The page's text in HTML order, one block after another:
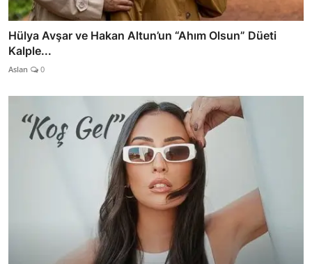
Hülya Avşar ve Hakan Altun’un “Ahım Olsun” Düeti
Kalple...
Aslan 0